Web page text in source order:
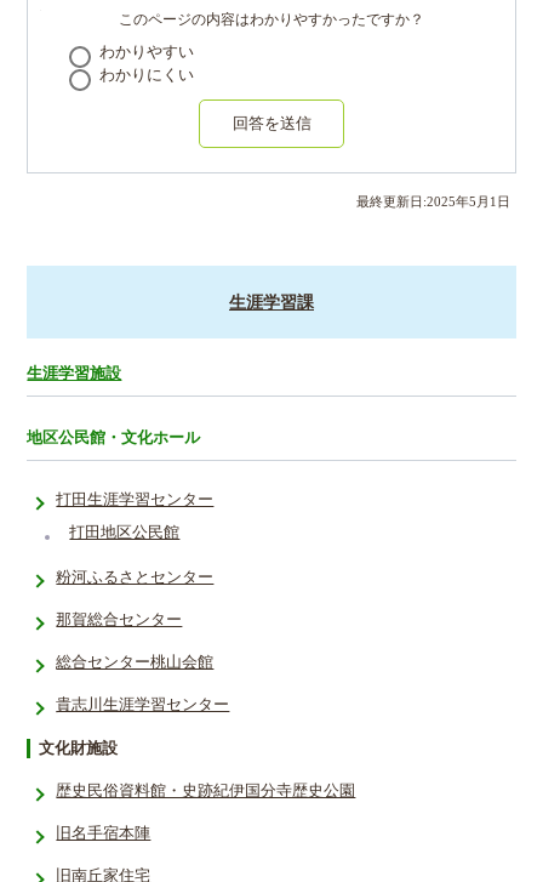
このページの内容はわかりやすかったですか？
わかりやすい
わかりにくい
回答を送信
最終更新日:2025年5 月 1 日
生涯学習課
生涯学習施設
地区公民館・文化ホール
打田生涯学習センター
打田地区公民館
粉河ふるさとセンター
那賀総合センター
総合センター桃山会館
貴志川生涯学習センター
文化財施設
歴史民俗資料館・史跡紀伊国分寺歴史公園
旧名手宿本陣
旧南丘家住宅